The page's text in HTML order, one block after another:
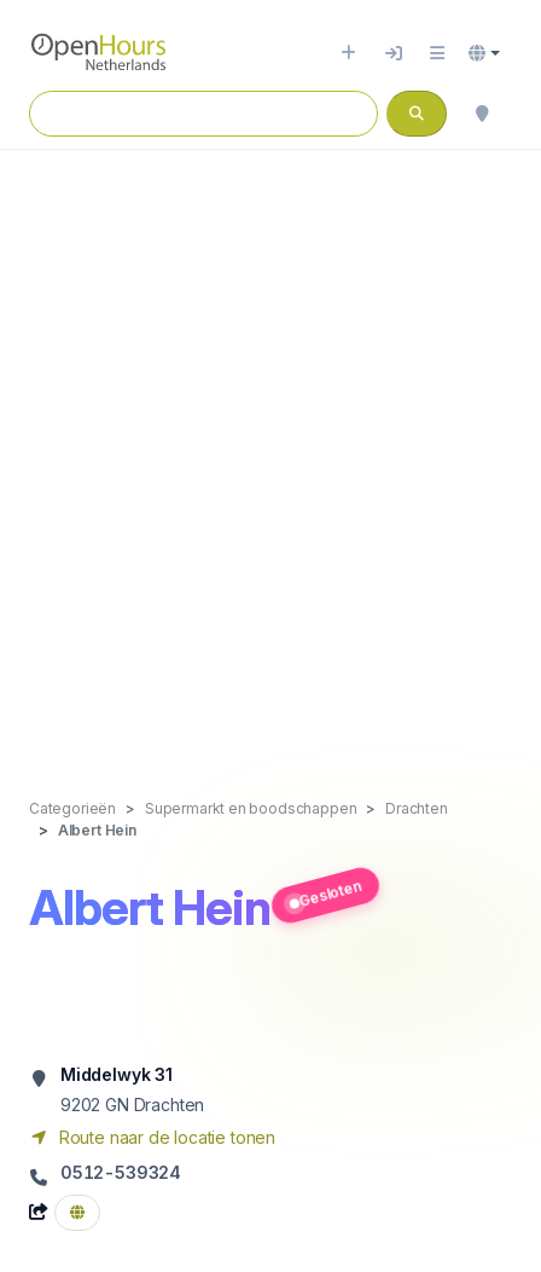
Categorieën Supermarkt en boodschappen
Drachten
Albert Hein
Albert Hein Gesloten
Middelwyk 31
9202 GN Drachten
Route naar de locatie tonen
0512-539324